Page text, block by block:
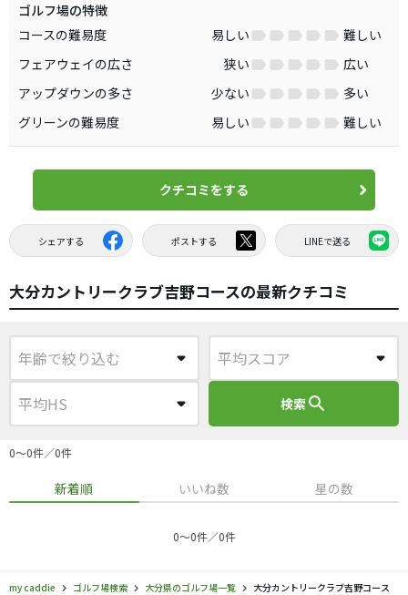
ゴルフ場の特徴
コースの難易度
易しい
難しい
フェアウェイの広さ
狭い
広い
アップダウンの多さ
少ない
多い
グリーンの難易度
易しい 難しい
クチコミをする
シェアする ポストする LINEで送る
大分カントリークラブ吉野コースの最新クチコミ
検索search
0〜0件／0件
新着順 いいね数 星の数
0〜0件／0件
my caddie ゴルフ場検索 大分県のゴルフ場一覧 大分カントリークラブ吉野コース